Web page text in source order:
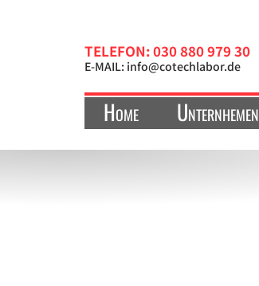
TELEFON: 030 880 979 30
E-MAIL: info@cotechlabor.de
Home Unternhemen